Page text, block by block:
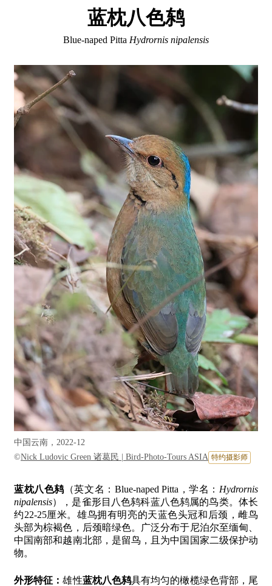
蓝枕八色鸫
Blue-naped Pitta Hydrornis nipalensis
中国云南，2022-12
©Nick Ludovic Green 诸葛民 | Bird-Photo-Tours ASIA 特约摄影师
蓝枕八色鸫 （英文名：Blue-naped Pitta，学名： Hydrornis
nipalensis），是雀形目八色鸫科蓝八色鸫属的鸟类。体长
约22-25厘米。雄鸟拥有明亮的天蓝色头冠和后颈，雌鸟
头部为棕褐色，后颈暗绿色。广泛分布于尼泊尔至缅甸、
中国南部和越南北部，是留鸟，且为中国国家二级保护动
物。
外形特征：雄性蓝枕八色鸫具有均匀的橄榄绿色背部，尾